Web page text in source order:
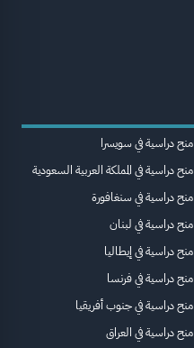
منح دراسية في سويسرا
منح دراسية في المملكة العربية السعودية
منح دراسية في سنغافورة
منح دراسية في لبنان
منح دراسية في إيطاليا
منح دراسية في فرنسا
منح دراسية في جنوب أفريقيا
منح دراسية في العراق